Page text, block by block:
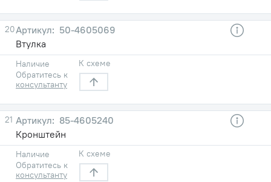
20
50-4605069
Втулка
Наличие
Обратитесь к
консультанту
К схеме
21
85-4605240
Кронштейн
Наличие
Обратитесь к
консультанту
К схеме